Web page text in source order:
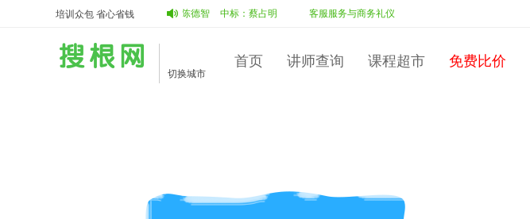
培训众包 省心省钱
下企业内部宣传工作 投标：蔡占明 陈德智 中标：蔡占明 客服服务与商务礼仪 投标：
切换城市
首页 讲师查询 课程超市 免费比价